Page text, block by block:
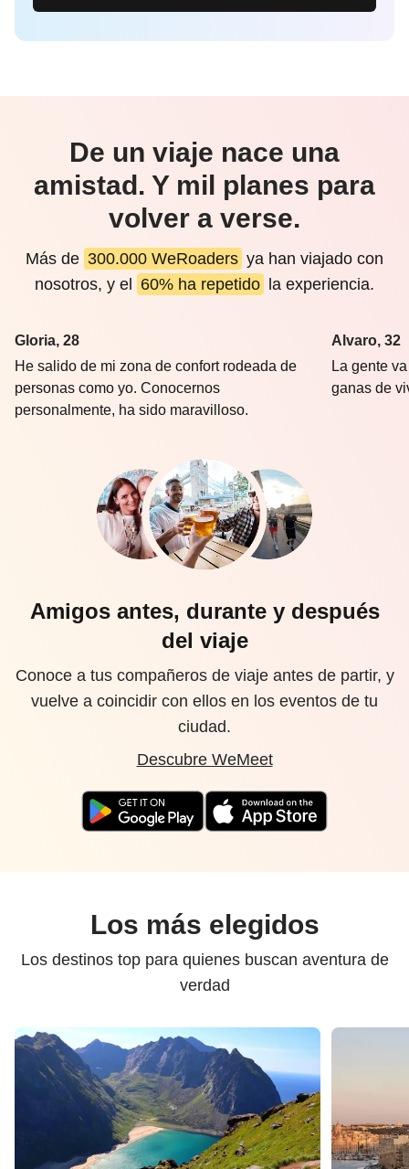
De un viaje nace una
amistad. Y mil planes para
volver a verse.
Más de 300.000 WeRoaders ya han viajado con
nosotros, y el
60% ha repetido la experiencia.
Gloria, 28
He salido de mi zona de confort rodeada de
personas como yo. Conocernos
personalmente, ha sido maravilloso.
Alvaro, 32
La gente
ganas de
Amigos antes, durante y después
del viaje
Conoce a tus compañeros de viaje antes de partir, y
vuelve a coincidir con ellos en los eventos de tu
ciudad.
Descubre WeMeet
Los más elegidos
Los destinos top para quienes buscan aventura de
verdad